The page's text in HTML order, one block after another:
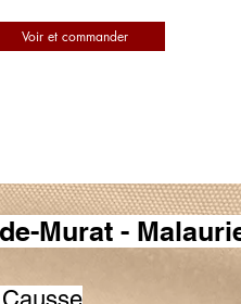
Voir et commander
Murat -